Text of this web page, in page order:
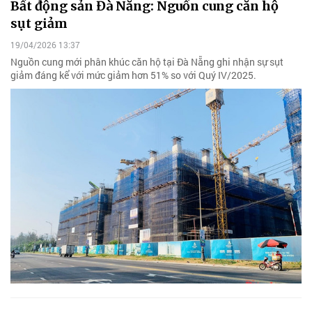
Bất động sản Đà Nẵng: Nguồn cung căn hộ
sụt giảm
19/04/2026 13:37
Nguồn cung mới phân khúc căn hộ tại Đà Nẵng ghi nhận sự sụt
giảm đáng kể với mức giảm hơn 51% so với Quý IV/2025.